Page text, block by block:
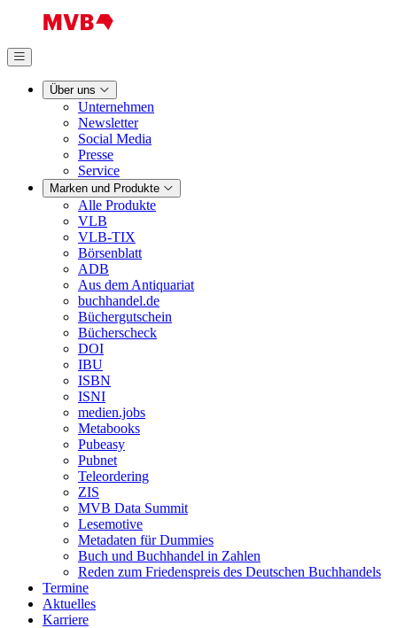
Über uns
Unternehmen
Newsletter
Social Media
Presse
Service
Marken und Produkte
Alle Produkte
VLB
VLB-TIX
Börsenblatt
ADB
Aus dem Antiquariat
buchhandel.de
Büchergutschein
Bücherscheck
DOI
IBU
ISBN
ISNI
medien.jobs
Metabooks
Pubeasy
Pubnet
Teleordering
ZIS
MVB Data Summit
Lesemotive
Metadaten für Dummies
Buch und Buchhandel in Zahlen
Reden zum Friedenspreis des Deutschen Buchhandels
Termine
Aktuelles
Karriere